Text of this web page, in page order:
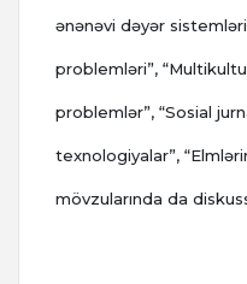
ənənəvi dəyər
problemləri”,
problemlər”, “Sosial
texnologiyalar”,
mövzularında da